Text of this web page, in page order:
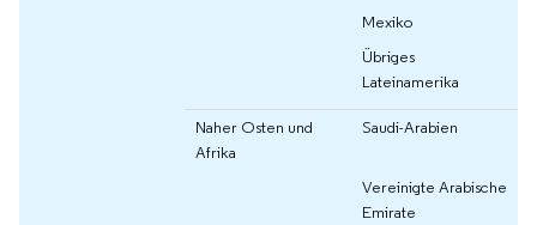
Mexiko
Übriges
Lateinamerika
Naher Osten und
Afrika
Saudi-Arabien
Vereinigte Arabische
Emirate